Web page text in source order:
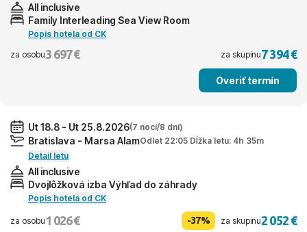
All inclusive
Family Interleading Sea View Room
Popis hotela od CK
za osobu3 697 € za skupinu7 394 €
Overiť termín
Ut 18.8 - Ut 25.8.2026(7 nocí/8 dní)
Bratislava - Marsa AlamOdlet 22:05 Dĺžka letu: 4h 35m
Detail letu
All inclusive
Dvojlôžková izba Výhľad do záhrady
Popis hotela od CK
za osobu 1 026 € -37% za skupinu2 052 €